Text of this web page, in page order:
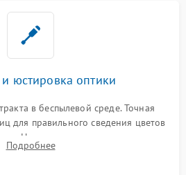
юстировка оптики
в беспылевой среде. Точная
для правильного сведения цветов
Надежное подключение всех
датчиков и закрытие корпуса
Подробнее